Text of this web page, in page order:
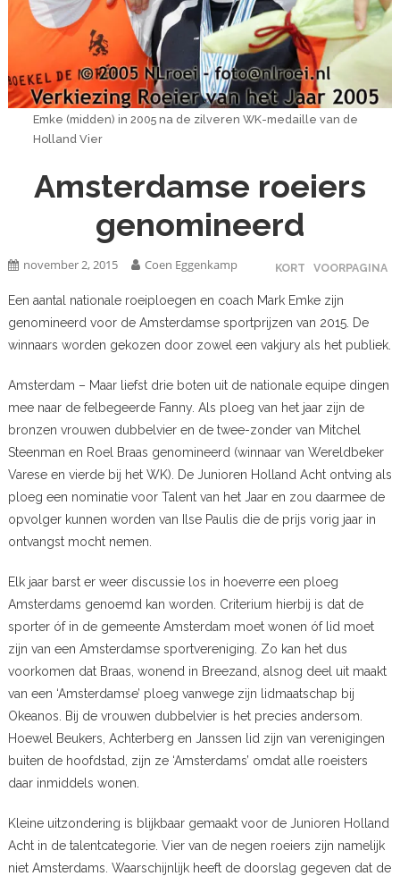
Emke (midden) in 2005 na de zilveren WK-medaille van de
Holland Vier
Amsterdamse roeiers
genomineerd
KORT VOORPAGINA
november 2, 2015 Coen Eggenkamp
Een aantal nationale roeiploegen en coach Mark Emke zijn
genomineerd voor de Amsterdamse sportprijzen van 2015. De
winnaars worden gekozen door zowel een vakjury als het publiek.
Amsterdam – Maar liefst drie boten uit de nationale equipe dingen
mee naar de felbegeerde Fanny. Als ploeg van het jaar zijn de
bronzen vrouwen dubbelvier en de twee-zonder van Mitchel
Steenman en Roel Braas genomineerd (winnaar van Wereldbeker
Varese en vierde bij het WK). De Junioren Holland Acht ontving als
ploeg een nominatie voor Talent van het Jaar en zou daarmee de
opvolger kunnen worden van Ilse Paulis die de prijs vorig jaar in
ontvangst mocht nemen.
Elk jaar barst er weer discussie los in hoeverre een ploeg
Amsterdams genoemd kan worden. Criterium hierbij is dat de
sporter óf in de gemeente Amsterdam moet wonen óf lid moet
zijn van een Amsterdamse sportvereniging. Zo kan het dus
voorkomen dat Braas, wonend in Breezand, alsnog deel uit maakt
van een ‘Amsterdamse’ ploeg vanwege zijn lidmaatschap bij
Okeanos. Bij de vrouwen dubbelvier is het precies andersom.
Hoewel Beukers, Achterberg en Janssen lid zijn van verenigingen
buiten de hoofdstad, zijn ze ‘Amsterdams’ omdat alle roeisters
daar inmiddels wonen.
Kleine uitzondering is blijkbaar gemaakt voor de Junioren Holland
Acht in de talentcategorie. Vier van de negen roeiers zijn namelijk
niet Amsterdams. Waarschijnlijk heeft de doorslag gegeven dat de